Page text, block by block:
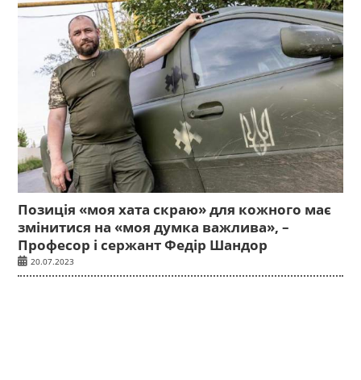
Позиція «моя хата скраю» для кожного має
змінитися на «моя думка важлива», –
Професор і сержант Федір Шандор
20.07.2023